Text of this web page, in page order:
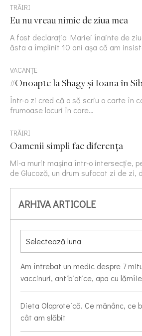
TRĂIRI
Eu nu vreau nimic de ziua mea
A fost declarația Mariei înainte de
ăsta a împlinit 10 ani așa că am
VACANȚE
#Onoapte la Shagy și Ioana în
Într-o zi cred că o să scriu o carte în
frumoase locuri în care…
TRĂIRI
Oamenii simpli fac diferența
Mi-a murit mașina într-o intersecție,
de Glucoză, un drum sufocat zi de zi,
ARHIVA ARTICOLE
Am întrebat un medic despre 7
vaccinuri, antibiotice, apa cu lămîie
Dieta Oloproteică. Ce mănânc, ce
cât am slăbit